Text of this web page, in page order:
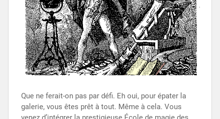
Que ne ferait-on pas par défi. Eh oui, pour épater la
galerie, vous êtes prêt à tout. Même à cela. Vous